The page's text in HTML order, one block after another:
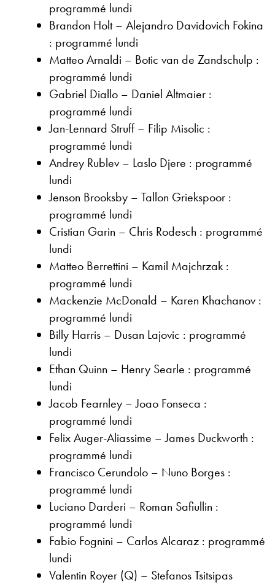
programmé lundi
Brandon Holt – Alejandro Davidovich Fokina
: programmé lundi
Matteo Arnaldi – Botic van de Zandschulp :
programmé lundi
Gabriel Diallo – Daniel Altmaier :
programmé lundi
Jan-Lennard Struff – Filip Misolic :
programmé lundi
Andrey Rublev – Laslo Djere : programmé
lundi
Jenson Brooksby – Tallon Griekspoor :
programmé lundi
Cristian Garin – Chris Rodesch : programmé
lundi
Matteo Berrettini – Kamil Majchrzak :
programmé lundi
Mackenzie McDonald – Karen Khachanov :
programmé lundi
Billy Harris – Dusan Lajovic : programmé
lundi
Ethan Quinn – Henry Searle : programmé
lundi
Jacob Fearnley – Joao Fonseca :
programmé lundi
Felix Auger-Aliassime – James Duckworth :
programmé lundi
Francisco Cerundolo – Nuno Borges :
programmé lundi
Luciano Darderi – Roman Safiullin :
programmé lundi
Fabio Fognini – Carlos Alcaraz : programmé
lundi
Valentin Royer (Q) – Stefanos Tsitsipas